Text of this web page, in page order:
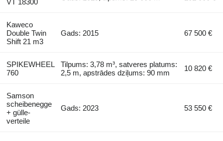
Kaweco
Double Twin
Shift 21 m3
Gads: 2015 67 500 €
SPIKEWHEEL
760
Tilpums: 3,78 m³, satveres platums:
2,5 m, apstrādes dziļums: 90 mm
10 820 €
Samson
scheibenegge
+ gülle-
verteile
Gads: 2023 53 550 €